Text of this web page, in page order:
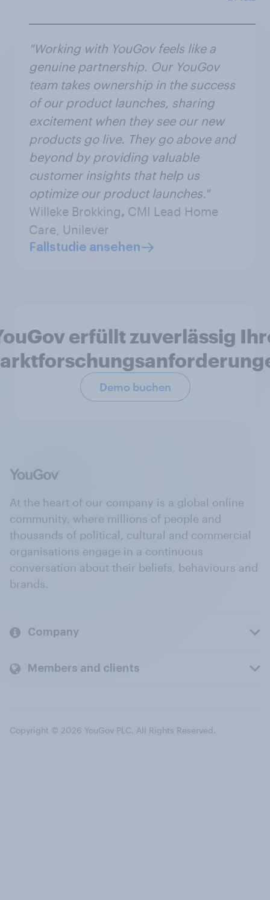
"Working with YouGov feels like a
genuine partnership. Our YouGov
team takes ownership in the success
of our product launches, sharing
excitement when they see our new
products go live. They go above and
beyond by providing valuable
customer insights that help us
optimize our product launches."
Willeke Brokking, CMI Lead Home
Care, Unilever
Fallstudie ansehen
erfüllt zuverlässig
Demo buchen
At the heart of our company is a global online
community, where millions of people and
thousands of political, cultural and commercial
organisations engage in a continuous
conversation about their beliefs, behaviours and
brands.
Company
Members and clients
Copyright © 2026 YouGov PLC. All Rights Reserved.